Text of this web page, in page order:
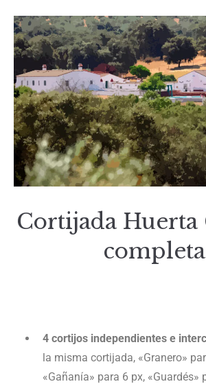
Cortijada Huerta
completa
4 cortijos independientes e
la misma cortijada, «Granero»
«Gañanía» para 6 px, «Guardés»